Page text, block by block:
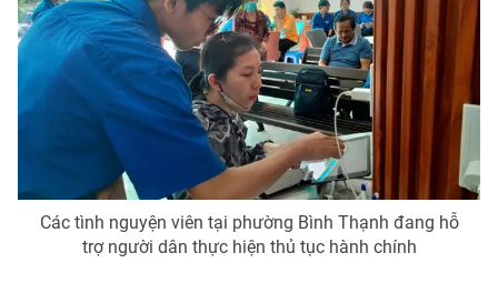
Theo dõi báo trên
Cơ quan chủ quản:
Đài Truyền hình Việt Nam
Cơ quan báo chí:
Thời báo VTV
Giấy phép hoạt động báo in và báo điện tử số 483/GP-BTTTT
cấp ngày 29/12/2023
Tổng Biên tập:Vũ Thanh Thủy
Phó Tổng Biên tập:Nguyễn Thị Mỹ Hạnh, Phạm Quốc Thắng,
Các tình nguyện viên tại phường Bình Thạnh đang hỗ
trợ người dân thực hiện thủ tục hành chính